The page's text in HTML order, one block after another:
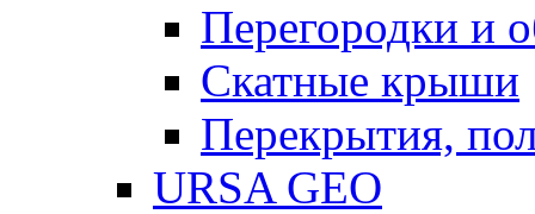
Перегородки и
Скатные крыши
Перекрытия,
URSA GEO